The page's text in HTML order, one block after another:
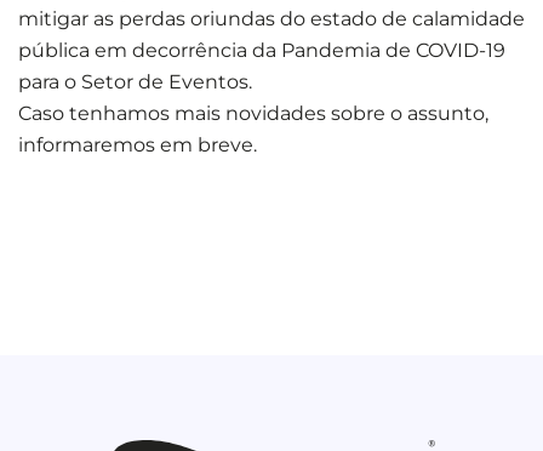
mitigar as perdas oriundas do estado de calamidade
pública em decorrência da Pandemia de COVID-19
para o Setor de Eventos.
Caso tenhamos mais novidades sobre o assunto,
informaremos em breve.